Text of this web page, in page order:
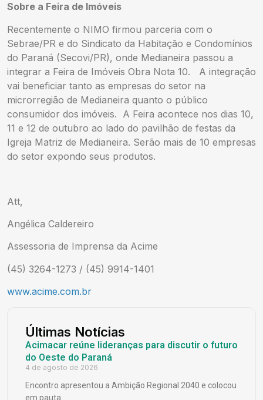
Sobre a Feira de Imóveis
Recentemente o NIMO firmou parceria com o
Sebrae/PR e do Sindicato da Habitação e Condomínios
do Paraná (Secovi/PR), onde Medianeira passou a
integrar a Feira de Imóveis Obra Nota 10. A integração
vai beneficiar tanto as empresas do setor na
microrregião de Medianeira quanto o público
consumidor dos imóveis. A Feira acontece nos dias 10,
11 e 12 de outubro ao lado do pavilhão de festas da
Igreja Matriz de Medianeira. Serão mais de 10 empresas
do setor expondo seus produtos.
Att,
Angélica Caldereiro
Assessoria de Imprensa da Acime
(45) 3264-1273 / (45) 9914-1401
www.acime.com.br
Últimas Notícias
Acimacar reúne lideranças para discutir o futuro
do Oeste do Paraná
4 de agosto de 2026
Encontro apresentou a Ambição Regional 2040 e colocou
em pauta